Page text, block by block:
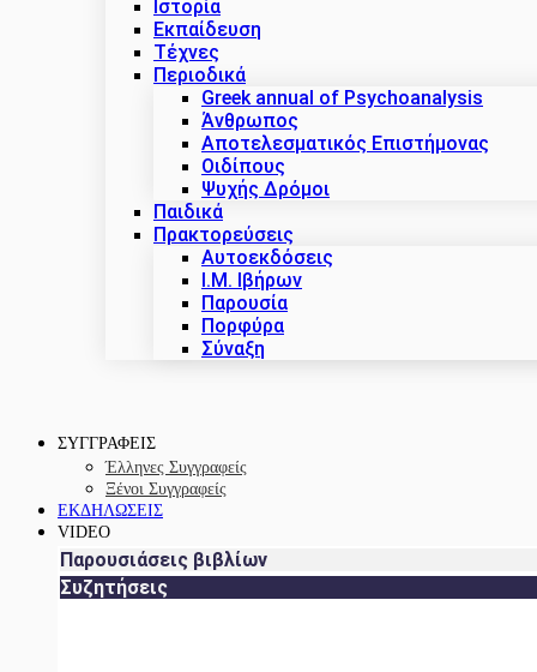
Ιστορία
Εκπαίδευση
Τέχνες
Περιοδικά
Greek annual of Psychoanalysis
Άνθρωπος
Αποτελεσματικός Επιστήμονας
Οιδίπους
Ψυχής Δρόμοι
Παιδικά
Πρακτoρεύσεις
Αυτοεκδόσεις
Ι.Μ. Ιβήρων
Παρουσία
Πορφύρα
Σύναξη
ΣΥΓΓΡΑΦΕΙΣ
Έλληνες Συγγραφείς
Ξένοι Συγγραφείς
ΕΚΔΗΛΩΣΕΙΣ
VIDEO
Παρουσιάσεις βιβλίων
Συζητήσεις